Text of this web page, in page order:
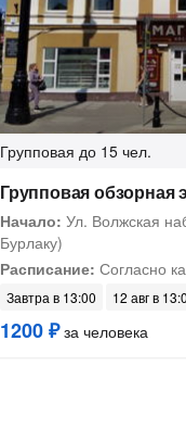
Групповая до 15 чел.
Групповая обзорная
Начало: Ул. Волжская
Бурлаку)
Расписание: Согласно
Завтра в 13:00 12 авг в
1200 ₽за человека